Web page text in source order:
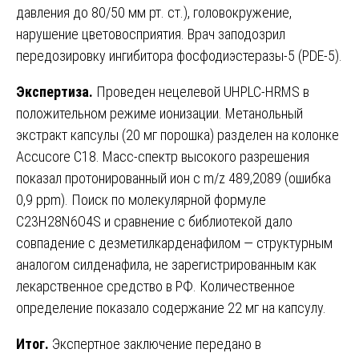
давления до 80/50 мм рт. ст.), головокружение,
нарушение цветовосприятия. Врач заподозрил
передозировку ингибитора фосфодиэстеразы-5 (PDE-5).
Экспертиза. Проведен нецелевой UHPLC-HRMS в
положительном режиме ионизации. Метанольный
экстракт капсулы (20 мг порошка) разделен на колонке
Accucore C18. Масс-спектр высокого разрешения
показал протонированный ион с m/z 489,2089 (ошибка
0,9 ppm). Поиск по молекулярной формуле
C23H28N6O4S и сравнение с библиотекой дало
совпадение с дезметилкарденафилом — структурным
аналогом силденафила, не зарегистрированным как
лекарственное средство в РФ. Количественное
определение показало содержание 22 мг на капсулу.
Итог. Экспертное заключение передано в